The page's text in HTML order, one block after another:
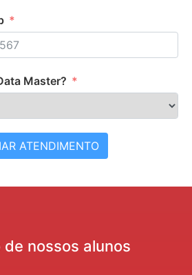
Master?
ATENDIMENTO
de nossos alunos